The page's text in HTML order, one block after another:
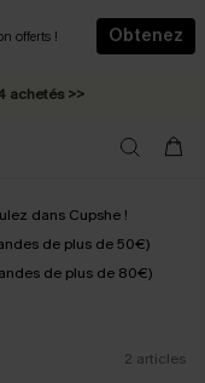
offerts !
Obtenez
>>
achetés >>
dans Cupshe !
de plus de 50€)
de plus de 80€)
2 articles